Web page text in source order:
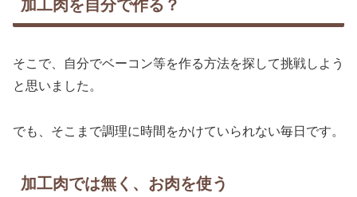
加工肉を自分で作る？
そこで、自分でベーコン等を作る方法を探して挑戦しよう
と思いました。
でも、そこまで調理に時間をかけていられない毎日です。
加工肉では無く、お肉を使う